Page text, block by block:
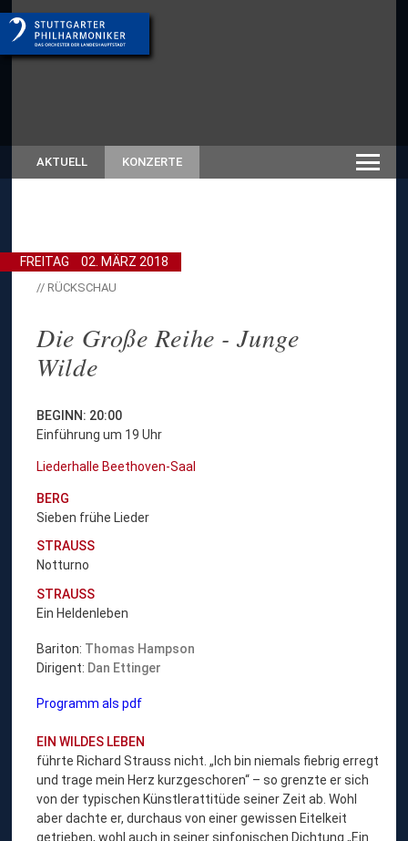
AKTUELL KONZERTE
FREITAG 02. MÄRZ 2018
// RÜCKSCHAU
Die Große Reihe - Junge
Wilde
BEGINN: 20:00
Einführung um 19 Uhr
Liederhalle Beethoven-Saal
BERG
Sieben frühe Lieder
STRAUSS
Notturno
STRAUSS
Ein Heldenleben
Bariton: Thomas Hampson
Dirigent: Dan Ettinger
Programm als pdf
EIN WILDES LEBEN
führte Richard Strauss nicht. „Ich bin niemals fiebrig erregt
und trage mein Herz kurzgeschoren“ – so grenzte er sich
von der typischen Künstlerattitüde seiner Zeit ab. Wohl
aber dachte er, durchaus von einer gewissen Eitelkeit
getrieben, wohl auch in seiner sinfonischen Dichtung „Ein